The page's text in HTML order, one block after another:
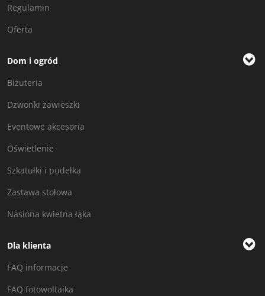
Regulamin
Oferta
Dom i ogród
Biżuteria
Dzwonki zawieszki
Eventowe akcesoria
Oświetlenie
Szkatułki i pudełka
Zastawa stołowa
Nasiona kwietna łąka
Dla klienta
FAQ informacje
FAQ fotowoltaika